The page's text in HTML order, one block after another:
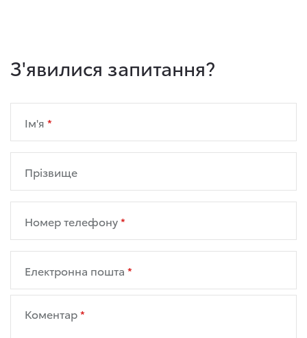
З'явилися запитання?
Ім'я
Прізвище
Номер телефону
Електронна пошта
Коментар